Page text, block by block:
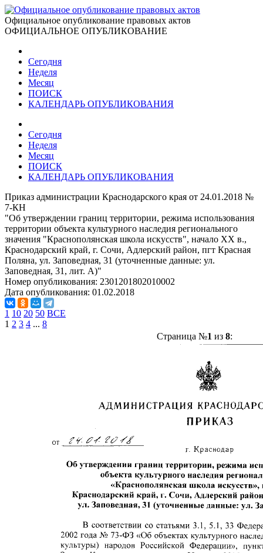
Официальное опубликование правовых актов
ОФИЦИАЛЬНОЕ ОПУБЛИКОВАНИЕ
Сегодня
Неделя
Месяц
ПОИСК
КАЛЕНДАРЬ ОПУБЛИКОВАНИЯ
Сегодня
Неделя
Месяц
ПОИСК
КАЛЕНДАРЬ ОПУБЛИКОВАНИЯ
Приказ администрации Краснодарского края от 24.01.2018 №
7-КН
"Об утверждении границ территории, режима использования
территории объекта культурного наследия регионального
значения "Краснополянская школа искусств", начало ХХ в.,
Краснодарский край, г. Сочи, Адлерский район, пгт Красная
Поляна, ул. Заповедная, 31 (уточненные данные: ул.
Заповедная, 31, лит. А)"
Номер опубликования: 2301201802010002
Дата опубликования: 01.02.2018
1 10 20 50 ВСЕ
1 2 3 4 ... 8
Страница №1 из 8: